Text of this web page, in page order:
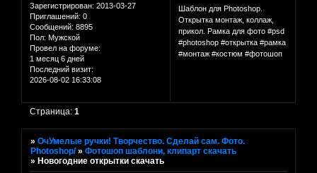
Зарегистрирован: 2013-03-27
Приглашений: 0
Сообщений: 8895
Пол: Мужской
Провел на форуме:
1 месяц 6 дней
Последний визит:
2026-08-02 16:33:08
Шаблон для Photoshop.
Открытка монтаж, коллаж,
прикол. Рамка для фото #psd
#photoshop #открытка #рамка
#монтаж #костюм #фотошоп
Страница:1
»ОчУмелые ручки! Творчество. Сделай сам. Фото.
Photoshop/ »Фотошоп шаблони, клипарт скачать
»Новогодние открытки скачать